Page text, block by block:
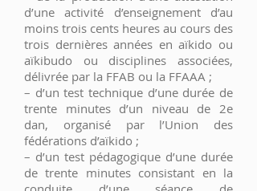
d’une activité d’enseignement d’au
moins trois cents heures au cours des
trois dernières années en aïkido ou
aïkibudo ou disciplines associées,
délivrée par la FFAB ou la FFAAA ;
– d’un test technique d’une durée de
trente minutes d’un niveau de 2e
dan, organisé par l’Union des
fédérations d’aïkido ;
– d’un test pédagogique d’une durée
de trente minutes consistant en la